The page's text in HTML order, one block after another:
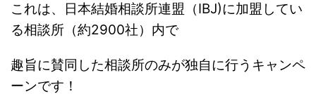
これは、日本結婚相談所連盟（IBJ)に加盟してい
る相談所（約2900社） 内で
趣旨に賛同した相談所のみが独自に行うキャンペ
ーンです！